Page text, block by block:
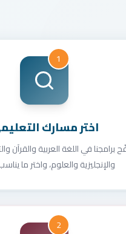
1
اختر مسارك
برامجنا في اللغة العربية والقرآن
والإنجليزية والعلوم، واختر ما
2